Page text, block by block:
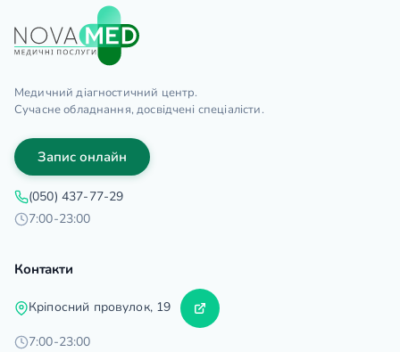
Медичний діагностичний центр.
Сучасне обладнання, досвідчені спеціалісти.
Запис онлайн
(050) 437-77-29
7:00-23:00
Контакти
Кріпосний провулок, 19
7:00-23:00